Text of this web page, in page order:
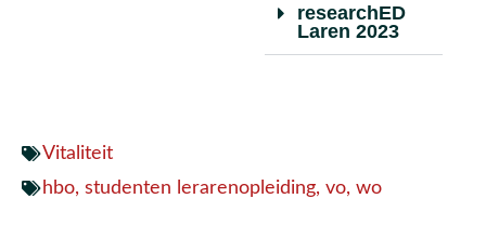
researchED
Laren 2023
Vitaliteit
hbo, studenten lerarenopleiding, vo, wo